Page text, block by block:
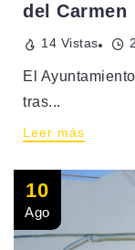
del Carmen
14 Vistas
El
tras...
Leer más
10
Ago